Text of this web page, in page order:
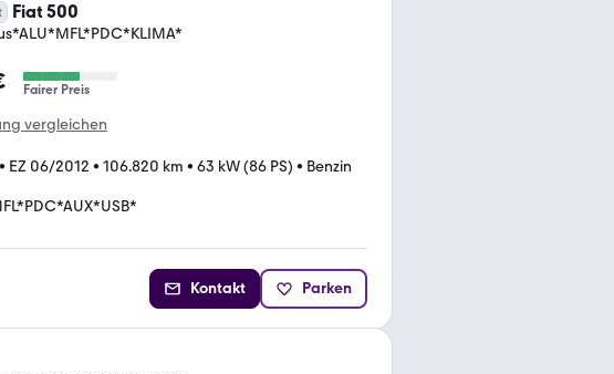
Fiat 500
Fairer Preis
vergleichen
• EZ 06/2012 • 106.820 km • 63 kW (86 PS) • Benzin
Kontakt Parken